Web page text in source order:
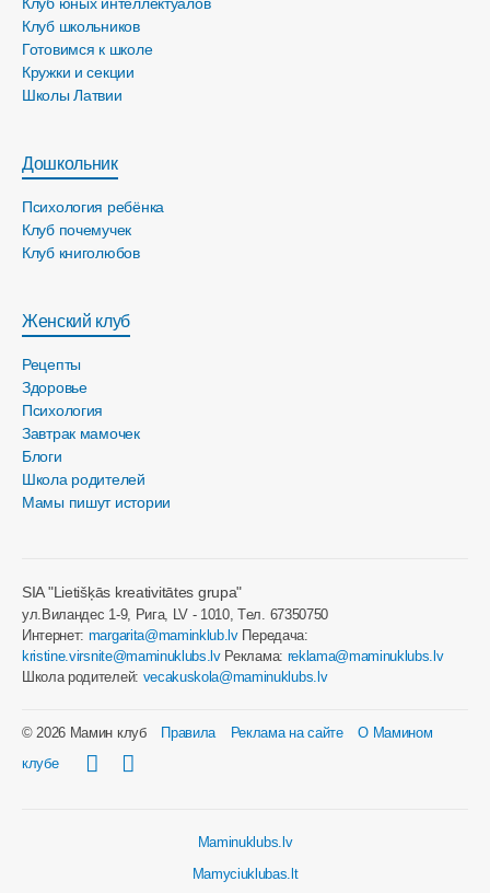
Клуб школьников
Готовимся к школе
Кружки и секции
Школы Латвии
Дошкольник
Психология ребёнка
Клуб почемучек
Клуб книголюбов
Женский клуб
Рецепты
Здоровье
Психология
Завтрак мамочек
Блоги
Школа родителей
Мамы пишут истории
SIA "Lietišķās kreativitātes grupa"
ул.Виландес 1-9, Рига, LV - 1010, Tел. 67350750
Интернет: margarita@maminklub.lvПередача:
kristine.virsnite@maminuklubs.lvРеклама: reklama@maminuklubs.lv
Школа родителей: vecakuskola@maminuklubs.lv
© 2026 Мамин клуб Правила Реклама на сайте
О Мамином
клубе
Maminuklubs.lv
Mamyciuklubas.lt